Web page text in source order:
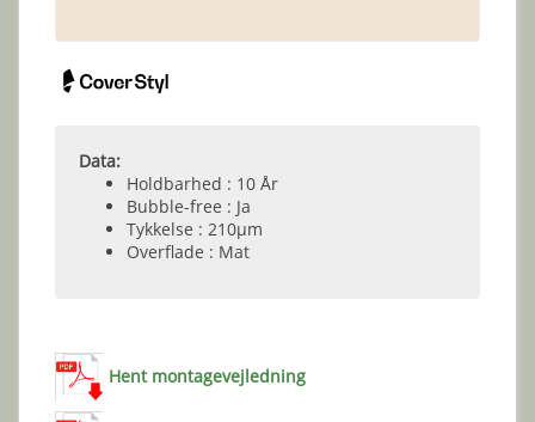
Data:
Holdbarhed : 10 År
Bubble-free : Ja
Tykkelse : 210µm
Overflade : Mat
Hent montagevejledning